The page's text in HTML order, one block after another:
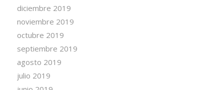
diciembre 2019
noviembre 2019
octubre 2019
septiembre 2019
agosto 2019
julio 2019